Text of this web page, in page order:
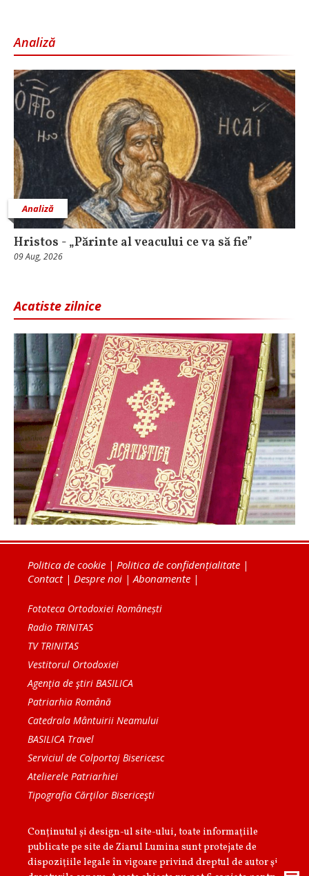
Analiză
Analiză
Hristos - „Părinte al veacului ce va să fie”
09 Aug, 2026
Acatiste zilnice
Politica de cookie | Politica de confidențialitate |
Contact| Despre noi | Abonamente |
Fototeca Ortodoxiei Românești
Radio TRINITAS
TV TRINITAS
Vestitorul Ortodoxiei
Agenţia de ştiri BASILICA
Patriarhia Română
Catedrala Mântuirii Neamului
BASILICA Travel
Serviciul de Colportaj Bisericesc
Atelierele Patriarhiei
Tipografia Cărţilor Bisericeşti
Conținutul și design-ul site-ului, toate informaţiile
publicate pe site de Ziarul Lumina sunt protejate de
dispoziţiile legale în vigoare privind dreptul de autor şi